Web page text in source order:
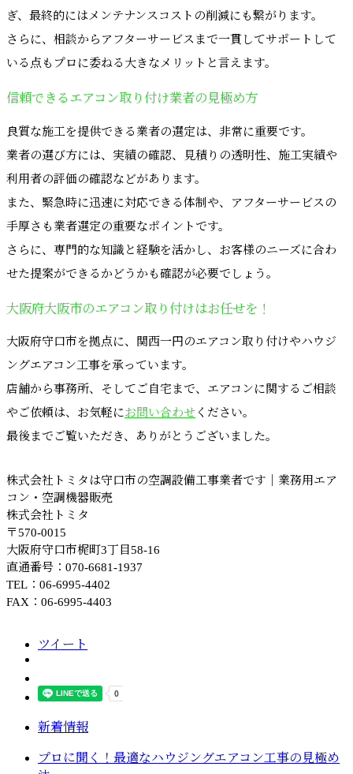
ぎ、最終的にはメンテナンスコストの削減にも繋がります。
さらに、相談からアフターサービスまで一貫してサポートして
いる点もプロに委ねる大きなメリットと言えます。
信頼できるエアコン取り付け業者の見極め方
良質な施工を提供できる業者の選定は、非常に重要です。
業者の選び方には、実績の確認、見積りの透明性、施工実績や
利用者の評価の確認などがあります。
また、緊急時に迅速に対応できる体制や、アフターサービスの
手厚さも業者選定の重要なポイントです。
さらに、専門的な知識と経験を活かし、お客様のニーズに合わ
せた提案ができるかどうかも確認が必要でしょう。
大阪府大阪市のエアコン取り付けはお任せを！
大阪府守口市を拠点に、関西一円のエアコン取り付けやハウジ
ングエアコン工事を承っています。
店舗から事務所、そしてご自宅まで、エアコンに関するご相談
やご依頼は、お気軽にお問い合わせ ください。
最後までご覧いただき、ありがとうございました。
株式会社トミタは守口市の空調設備工事業者です｜業務用エア
コン・空調機器販売
株式会社トミタ
〒570-0015
大阪府守口市梶町3丁目58-16
直通番号：070-6681-1937
TEL：06-6995-4402
FAX：06-6995-4403
ツイート
新着情報
プロに聞く！最適なハウジングエアコン工事の見極め